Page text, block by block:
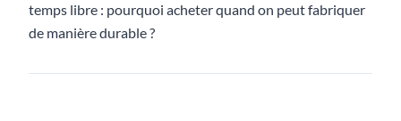
temps libre : pourquoi acheter quand on peut fabriquer
de manière durable ?